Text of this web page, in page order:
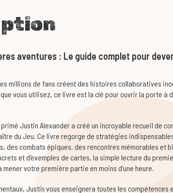
aventures : Le guide complet pour
millions de fans créent des histoires collaboratives
vous utilisez, ce livre est la clé pour ouvrir la porte à
Justin Alexander a créé un incroyable recueil de
du Jeu. Ce livre regorge de stratégies
des combats épiques, des rencontres mémorables et
et d'exemples de cartes, la simple lecture du
votre première partie en moins d'une heure.
Justin vous enseignera toutes les compétences